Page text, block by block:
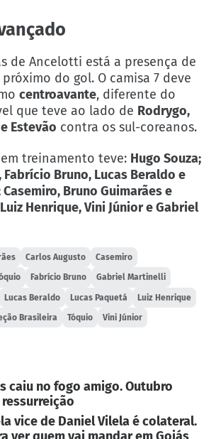
de Ancelotti está a presença de
do gol. O camisa 7 deve
centroavante, diferente do
que teve ao lado de Rodrygo,
Estevão contra os sul-coreanos.
treinamento teve: Hugo Souza;
Fabrício Bruno, Lucas Beraldo e
Bruno Guimarães e
Henrique, Vini Júnior e Gabriel
Carlos Augusto Casemiro
Fabrício Bruno Gabriel Martinelli
Lucas Beraldo Lucas Paquetá Luiz Henrique
Brasileira Tóquio Vini Júnior
caiu no fogo amigo. Outubro
vice de Daniel Vilela é colateral.